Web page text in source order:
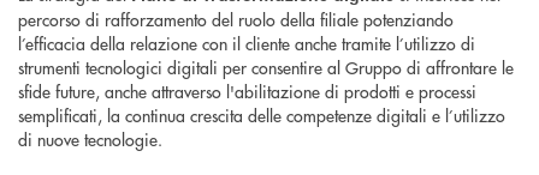
percorso di rafforzamento del ruolo della filiale potenziando
l’efficacia della relazione con il cliente anche tramite l’utilizzo di
strumenti tecnologici digitali per consentire al Gruppo di affrontare le
sfide future, anche attraverso l'abilitazione di prodotti e processi
semplificati, la continua crescita delle competenze digitali e l’utilizzo
di nuove tecnologie.